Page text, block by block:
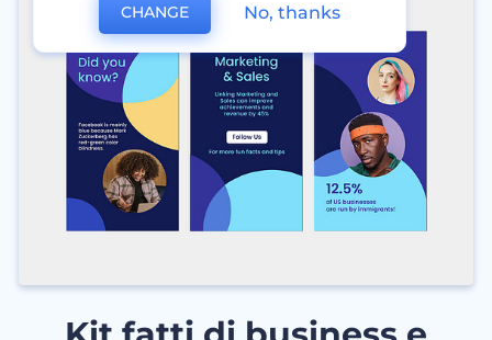
CHANGE No, thanks